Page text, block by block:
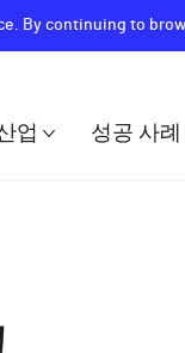
By continuing to
업 성공 사례